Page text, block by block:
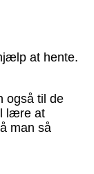
at hente.
også til de
lære at
man så